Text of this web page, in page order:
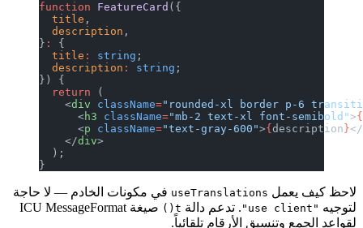
function FeatureCard ({
  title
  description
}
{
  title
string
  description
string
}) {
  return
(
    <
div className= "rounded-xl border p-6
      <
h3 className="mb-2 text-xl font-semibold">
      <
className="text-gray-600"> {description}
    </
div
  );
لاحظ كيف يعمل useTranslationsفي مكونات الخادم — لا حاجة
لتوجيه"use client" . تدعم دالةt()
صيغة ICU MessageFormat
لقواعد الجمع وتنسيق الأرقام تلقائياً.